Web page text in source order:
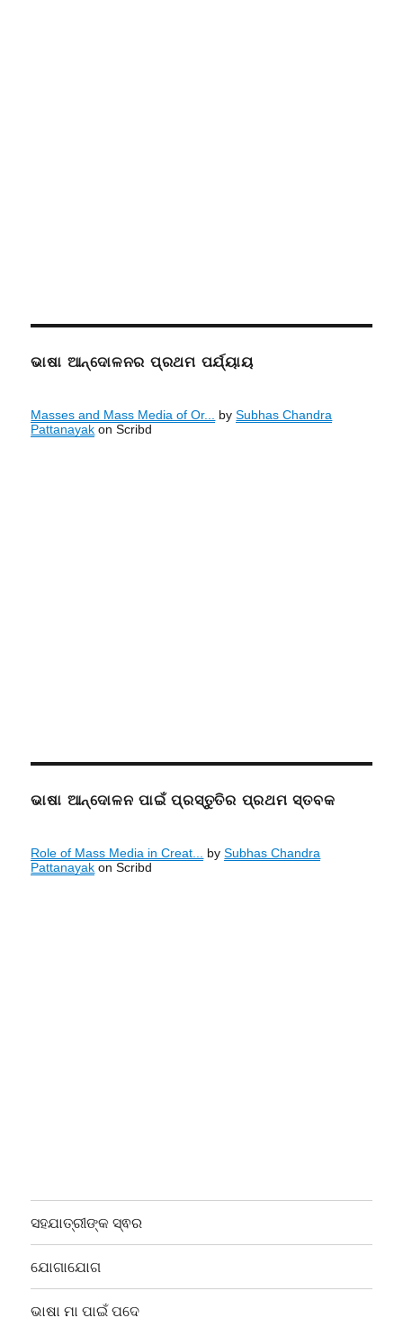
ଭାଷା ଆନ୍ଦୋଳନର ପ୍ରଥମ ପର୍ଯ୍ୟାୟ
Masses and Mass Media of Or... bySubhas Chandra
Pattanayak on Scribd
ଭାଷା ଆନ୍ଦୋଳନ ପାଇଁ ପ୍ରସ୍ତୁତିର ପ୍ରଥମ ସ୍ତବକ
Role of Mass Media in Creat... bySubhas Chandra
Pattanayak on Scribd
ସହଯାତ୍ରୀଙ୍କ ସ୍ଵର
ଯୋଗାଯୋଗ
ଭାଷା ମା ପାଇଁ ପଦେ